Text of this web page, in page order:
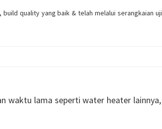
quality yang baik & telah melalui serangkaian uji
waktu lama seperti water heater lainnya,